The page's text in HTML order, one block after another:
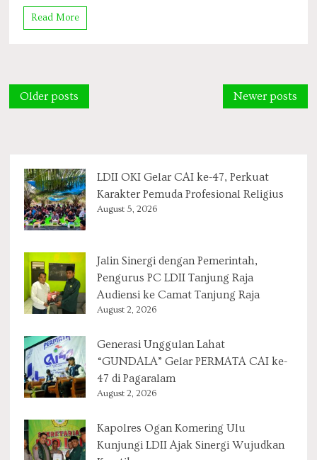
Read More
Posts
Older posts Newer posts
LDII OKI Gelar CAI ke-47, Perkuat
Karakter Pemuda Profesional Religius
August 5, 2026
Jalin Sinergi dengan Pemerintah,
Pengurus PC LDII Tanjung Raja
Audiensi ke Camat Tanjung Raja
August 2, 2026
Generasi Unggulan Lahat
“GUNDALA” Gelar PERMATA CAI ke-
47 di Pagaralam
August 2, 2026
Kapolres Ogan Komering Ulu
Kunjungi LDII Ajak Sinergi Wujudkan